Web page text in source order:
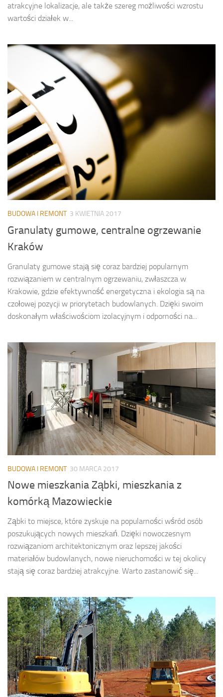
atrakcyjne lokalizacje, ale także szereg możliwości wzrostu
wartości działek w...
BUDOWA I REMONT 3 KWIETNIA 2017
Granulaty gumowe, centralne ogrzewanie
Kraków
Granulaty gumowe stają się coraz bardziej popularnym
rozwiązaniem w centralnym ogrzewaniu, zwłaszcza w
Krakowie, gdzie efektywność energetyczna i ekologia są na
czołowej pozycji w priorytetach budowlanych. Dzięki swoim
doskonałym właściwościom izolacyjnym i odporności na...
BUDOWA I REMONT 30 MARCA 2017
Nowe mieszkania Ząbki, mieszkania z
komórką Mazowieckie
Ząbki to miejsce, które zyskuje na popularności wśród osób
poszukujących nowych mieszkań. Dzięki nowoczesnym
rozwiązaniom architektonicznym oraz lepszej jakości
materiałów budowlanych, nowe nieruchomości w tej okolicy
stają się coraz bardziej atrakcyjne. Warto zastanowić się...